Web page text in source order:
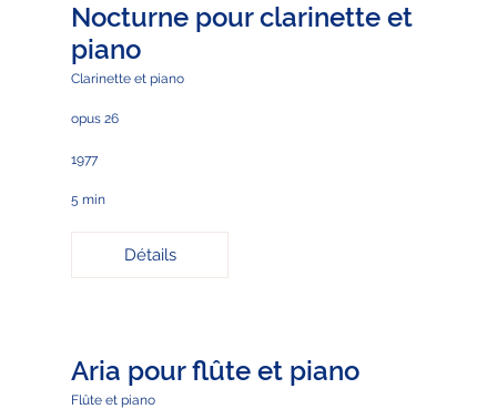
Nocturne pour clarinette et
piano
Clarinette et piano
opus 26
1977
5 min
Détails
Aria pour flûte et piano
Flûte et piano